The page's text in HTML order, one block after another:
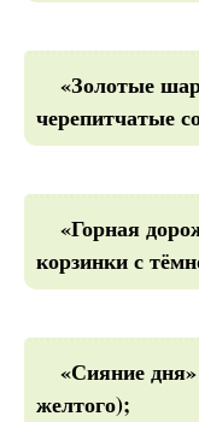
«Золотые
черепитчатые
«Горная
корзинки с
«Сияние
желтого);